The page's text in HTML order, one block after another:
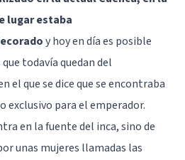
lugar estaba
y hoy en día es posible
todavía quedan del
el que se dice que se encontraba
exclusivo para el emperador.
en la fuente del inca, sino de
unas mujeres llamadas las